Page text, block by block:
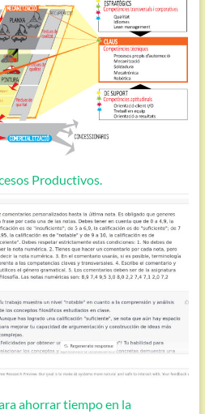
Productivos.
ahorrar tiempo en la